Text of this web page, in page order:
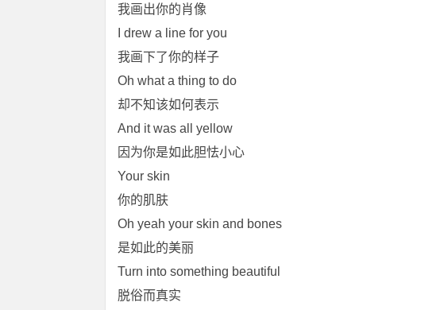
我画出你的肖像
I drew a line for you
我画下了你的样子
Oh what a thing to do
却不知该如何表示
And it was all yellow
因为你是如此胆怯小心
Your skin
你的肌肤
Oh yeah your skin and bones
是如此的美丽
Turn into something beautiful
脱俗而真实